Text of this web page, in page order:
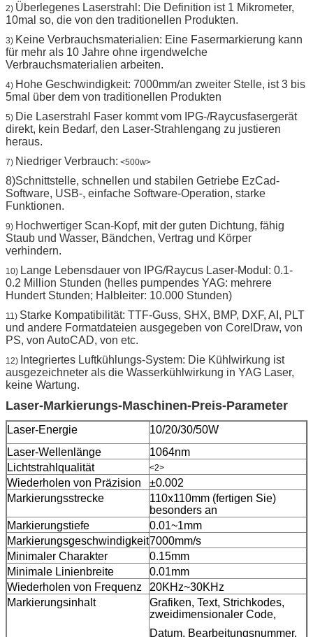
2) Überlegenes Laserstrahl: Die Definition ist 1 Mikrometer,
10mal so, die von den traditionellen Produkten.
3) Keine Verbrauchsmaterialien: Eine Fasermarkierung kann
für mehr als 10 Jahre ohne irgendwelche
Verbrauchsmaterialien arbeiten.
4) Hohe Geschwindigkeit: 7000mm/an zweiter Stelle, ist 3 bis
5mal über dem von traditionellen Produkten
5) Die Laserstrahl Faser kommt vom IPG-/Raycusfasergerät
direkt, kein Bedarf, den Laser-Strahlengang zu justieren
heraus.
7) Niedriger Verbrauch: <500w>
8)Schnittstelle, schnellen und stabilen Getriebe EzCad-
Software, USB-, einfache Software-Operation, starke
Funktionen.
9) Hochwertiger Scan-Kopf, mit der guten Dichtung, fähig
Staub und Wasser, Bändchen, Vertrag und Körper
verhindern.
10) Lange Lebensdauer von IPG/Raycus Laser-Modul: 0.1-
0.2 Million Stunden (helles pumpendes YAG: mehrere
Hundert Stunden; Halbleiter: 10.000 Stunden)
11) Starke Kompatibilität: TTF-Guss, SHX, BMP, DXF, AI, PLT
und andere Formatdateien ausgegeben von CorelDraw, von
PS, von AutoCAD, von etc.
12) Integriertes Luftkühlungs-System: Die Kühlwirkung ist
ausgezeichneter als die Wasserkühlwirkung in YAG Laser,
keine Wartung.
Laser-Markierungs-Maschinen-Preis-Parameter
Laser-Energie
10/20/30/50W
Laser-Wellenlänge
1064nm
Lichtstrahlqualität
<2>
Wiederholen von Präzision
±0.002
Markierungsstrecke
110x110mm (fertigen Sie)
besonders an
Markierungstiefe
0.01~1mm
Markierungsgeschwindigkeit7000mm/s
Minimaler Charakter
0.15mm
Minimale Linienbreite
0.01mm
Wiederholen von Frequenz
20KHz~30KHz
Markierungsinhalt
Grafiken, Text, Strichkodes,
zweidimensionaler Code,
Datum, Bearbeitungsnummer,